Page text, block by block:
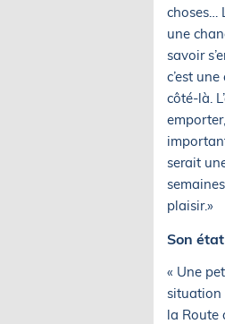
choses…
une
savoir
c’est
côté-là.
serait
plaisir.»
Son
« Une
situation
la Route